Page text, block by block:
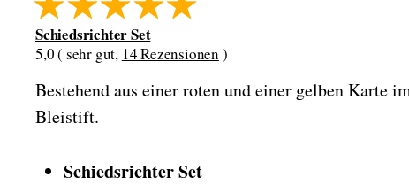
Schiedsrichter Set
5,0 ( sehr gut, 14 Rezensionen )
Bestehend aus einer roten und einer gelben Karte
Bleistift.
Schiedsrichter Set